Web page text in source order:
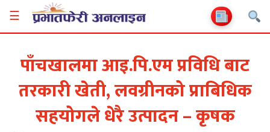
☰
पाँचखालमा आइ.पि.एम प्रविधि बाट
तरकारी खेती, लवग्रीनको प्राबिधिक
सहयोगले धेरै उत्पादन – कृषक